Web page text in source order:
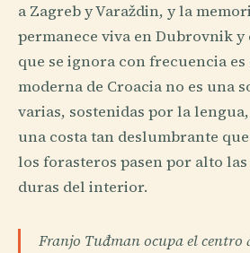
a Zagreb y Varaždin, y la
permanece viva en Dubrovnik y
que se ignora con frecuencia
moderna de Croacia no es una
varias, sostenidas por la
una costa tan deslumbrante
los forasteros pasen por alto las
duras del interior.
Franjo Tuđman ocupa el centro